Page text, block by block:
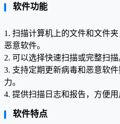
软件功能
1. 扫描计算机上的文件和文件
恶意软件。
2. 可以选择快速扫描或完整扫描
3. 支持定期更新病毒和恶意软
力。
4. 提供扫描日志和报告，方便用
软件特点